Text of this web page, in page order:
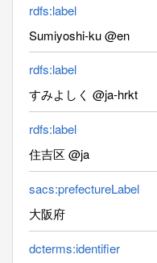
rdfs:label
Sumiyoshi-ku @en
rdfs:label
すみよしく @ja-hrkt
rdfs:label
住吉区 @ja
sacs:prefectureLabel
大阪府
dcterms:identifier